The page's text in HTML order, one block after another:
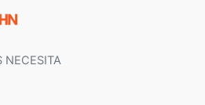
NECESITA